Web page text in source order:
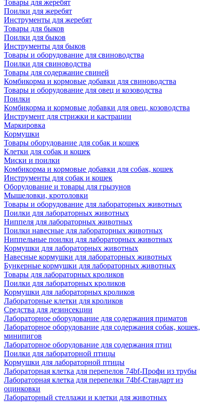
Товары для жеребят
Поилки для жеребят
Инструменты для жеребят
Товары для быков
Поилки для быков
Инструменты для быков
Товары и оборудование для свиноводства
Поилки для свиноводства
Товары для содержание свиней
Комбикорма и кормовые добавки для свиноводства
Товары и оборудование для овец и козоводства
Поилки
Комбикорма и кормовые добавки для овец, козоводства
Инструмент для стрижки и кастрации
Маркировка
Кормушки
Товары оборудование для собак и кошек
Клетки для собак и кошек
Миски и поилки
Комбикорма и кормовые добавки для собак, кошек
Инструменты для собак и кошек
Оборудование и товары для грызунов
Мышеловки, кротоловки
Товары и оборудование для лабораторных животных
Поилки для лабораторных животных
Ниппеля для лабораторных животных
Поилки навесные для лабораторных животных
Ниппельные поилки для лабораторных животных
Кормушки для лабораторных животных
Навесные кормушки для лабораторных животных
Бункерные кормушки для лабораторных животных
Товары для лабораторных кроликов
Поилки для лабораторных кроликов
Кормушки для лабораторных кроликов
Лабораторные клетки для кроликов
Средства для дезинсекции
Лабораторное оборудование для содержания приматов
Лабораторное оборудование для содержания собак, кошек,
минипигов
Лабораторное оборудование для содержания птиц
Поилки для лабораторной птицы
Кормушки для лабораторной птицы
Лабораторная клетка для перепелов 74bf-Профи из трубы
Лабораторная клетка для перепелки 74bf-Стандарт из
оцинковки
Лабораторный стеллажи и клетки для животных